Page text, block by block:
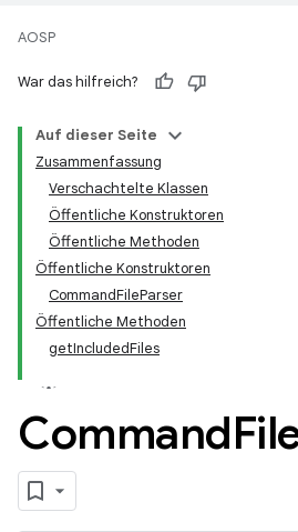
AOSP
War das hilfreich?
Auf dieser Seite
Zusammenfassung
Verschachtelte Klassen
Öffentliche Konstruktoren
Öffentliche Methoden
Öffentliche Konstruktoren
CommandFileParser
Öffentliche Methoden
getIncludedFiles
Command